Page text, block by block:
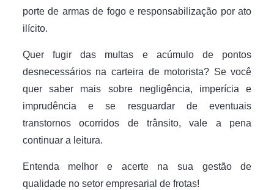
porte de armas de fogo e responsabilização por ato
ilícito.
Quer fugir das multas e acúmulo de pontos
desnecessários na carteira de motorista? Se você
quer saber mais sobre negligência, imperícia e
imprudência e se resguardar de eventuais
transtornos ocorridos de trânsito, vale a pena
continuar a leitura.
Entenda melhor e acerte na sua gestão de
qualidade no setor empresarial de frotas!